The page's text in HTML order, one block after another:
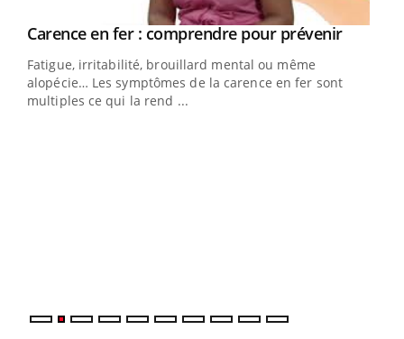
Youtube
Carence en fer : comprendre pour prévenirYoutube
Fatigue, irritabilité, brouillard mental ou même
alopécie… Les symptômes de la carence en fer sont
multiples ce qui la rend ...